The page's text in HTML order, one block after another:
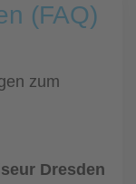
(FAQ)
zum
Dresden